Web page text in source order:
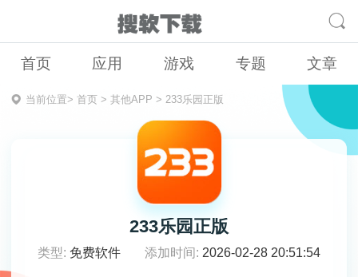
首页 应用 游戏 专题 文章
当前位置> 首页> 其他APP > 233乐园正版
233乐园正版
类型: 免费软件 添加时间: 2026-02-28 20:51:54